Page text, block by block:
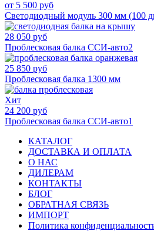
от 5 500 руб
Светодиодный модуль 300 мм (100
28 050 руб
Проблесковая балка ССИ-авто2
25 850 руб
Проблесковая балка 1300 мм
Хит
24 200 руб
Проблесковая балка ССИ-авто1
КАТАЛОГ
ДОСТАВКА И ОПЛАТА
О НАС
ДИЛЕРАМ
КОНТАКТЫ
БЛОГ
ОБРАТНАЯ СВЯЗЬ
ИМПОРТ
Политика